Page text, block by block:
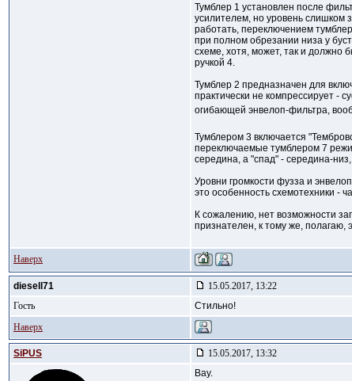
Тумблер 1 установлен после
усилителем, но уровень слишком
работать, переключением
при полном обрезании низа у
схеме, хотя, может, так и должно
ручкой 4.
Тумблер 2 предназначен для
практически не компрессирует -
огибающей энвелоп-фильтра,
Тумблером 3 включается
переключаемые тумблером 7
середина, а "спад" - середина-
Уровни громкости фузза и
это особенность схемотехники -
К сожалению, нет возможности
признателен, к тому же, полагаю,
Наверх
diesell71
15.05.2017, 13:22
Гость
Стильно!
Наверх
SiPUS 15.05.2017, 13:32
Вау.